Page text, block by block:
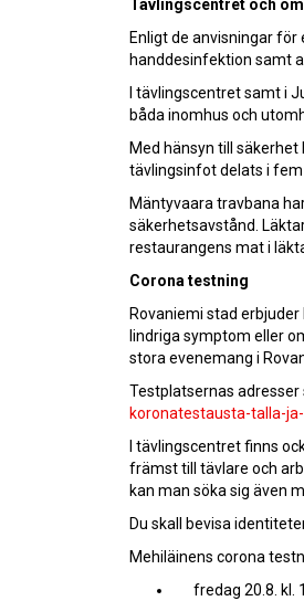
Tävlingscentret och
Enligt de anvisningar
handdesinfektion samt
I tävlingscentret samt i
båda inomhus och
Med hänsyn till
tävlingsinfot delats i
Mäntyvaara travbana
säkerhetsavstånd.
restaurangens mat i
Corona testning
Rovaniemi stad
lindriga symptom eller
stora evenemang i
Testplatsernas
koronatestausta-talla-
I tävlingscentret finns
främst till tävlare och
kan man söka sig även
Du skall bevisa
Mehiläinens corona
fredag 20.8. kl.